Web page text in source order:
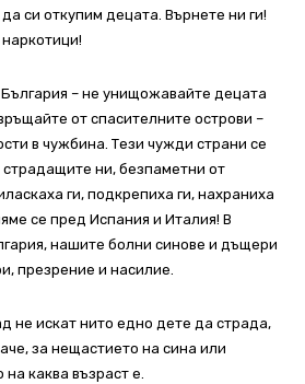
си откупим децата. Върнете ни ги!
– не унищожавайте децата
от спасителните острови –
в чужбина. Тези чужди страни се
ни, безпаметни от
ги, подкрепиха ги, нахраниха
се пред Испания и Италия! В
нашите болни синове и дъщери
презрение и насилие.
не искат нито едно дете да страда,
за нещастието на сина или
каква възраст е.